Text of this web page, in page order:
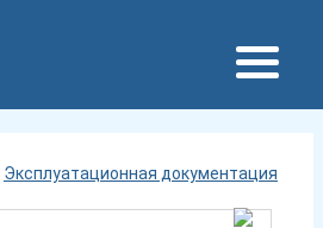
Эксплуатационная документация